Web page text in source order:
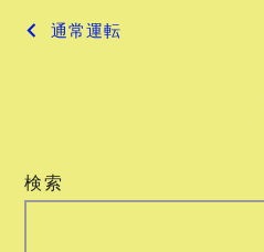
投
ゲ
通常運転
検索